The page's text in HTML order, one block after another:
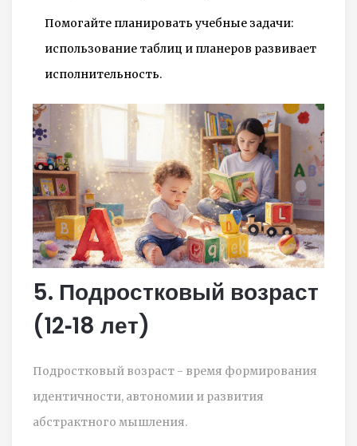
Помогайте планировать учебные задачи:
использование таблиц и планеров развивает
исполнительность.
5. Подростковый возраст
(12‑18 лет)
Подростковый возраст - время формирования
идентичности, автономии и развития
абстрактного мышления.